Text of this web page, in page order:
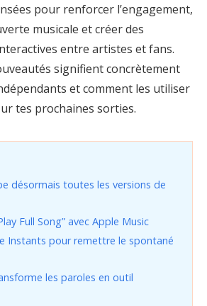
pour renforcer l’engagement,
musicale et créer des
entre artistes et fans.
signifient concrètement
et comment les utiliser
tes prochaines sorties.
désormais toutes les versions de
Full Song” avec Apple Music
Instants pour remettre le spontané
les paroles en outil